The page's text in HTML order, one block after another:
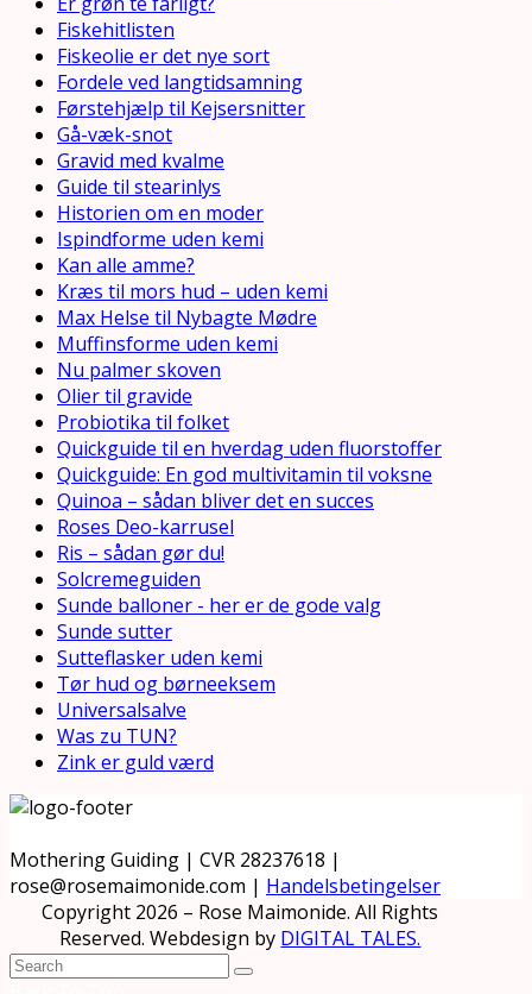
Fiskehitlisten
Fiskeolie er det nye sort
Fordele ved langtidsamning
Førstehjælp til Kejsersnitter
Gå-væk-snot
Gravid med kvalme
Guide til stearinlys
Historien om en moder
Ispindforme uden kemi
Kan alle amme?
Kræs til mors hud – uden kemi
Max Helse til Nybagte Mødre
Muffinsforme uden kemi
Nu palmer skoven
Olier til gravide
Probiotika til folket
Quickguide til en hverdag uden fluorstoffer
Quickguide: En god multivitamin til voksne
Quinoa – sådan bliver det en succes
Roses Deo-karrusel
Ris – sådan gør du!
Solcremeguiden
Sunde balloner - her er de gode valg
Sunde sutter
Sutteflasker uden kemi
Tør hud og børneeksem
Universalsalve
Was zu TUN?
Zink er guld værd
Mothering Guiding | CVR 28237618 |
rose@rosemaimonide.com | Handelsbetingelser
Copyright 2026 – Rose Maimonide. All Rights
Reserved. Webdesign by DIGITAL TALES.